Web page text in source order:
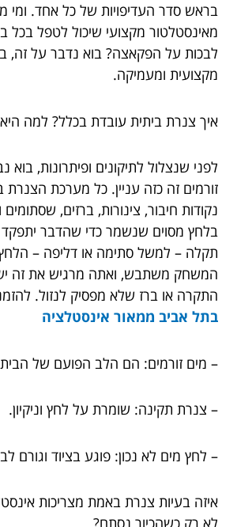
בראש סדר העדיפויות של כל אחד. ומי
מאינסטלטור מקצועי שיכול לטפל בכל
לבכות על הפקאצה? בוא נדבר על זה,
מקצועית ומעמיקה.
איך צנרת ביתית עובדת בכלל? למה היא
לפני שנצלול לתיקונים ופיתרונות, בוא
זורמים זה כזה עניין. כל מערכת הצנרת
נקודות חיבור, צינורות, ברזים, שסתומים
בלחץ מסוים שנשמר כדי שהדבר יתפקד
תקלה – למשל סתימה או דליפה –
המשחק משתבש, ואתה מרגיש את זה
התקרה או ברז שלא מפסיק לנזול.
בתל אביב ממאור אינסטלציה
– מים זורמים: הם הלב הפועם של
– צנרת תקינה: שומרת על לחץ וניקיון.
– לחץ מים לא נכון: פוגע בציוד וגורם
איזה בעיות צנרת באמת מצריכות